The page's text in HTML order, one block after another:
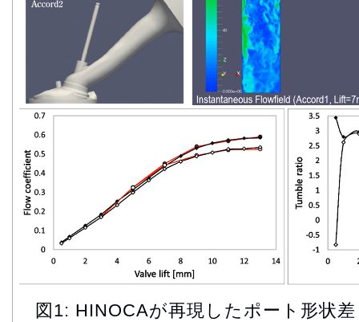
図1: HINOCAが再現したポート形状差